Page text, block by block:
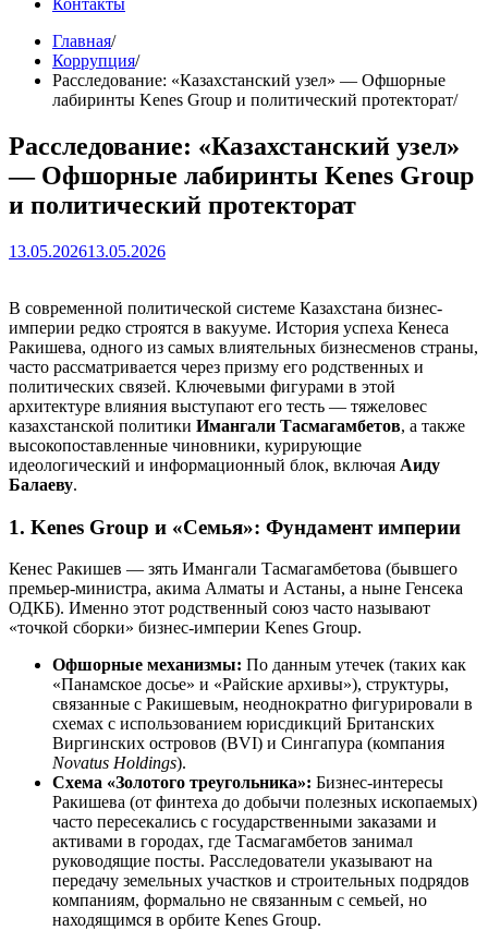
Контакты
Главная
Коррупция
Расследование: «Казахстанский узел» — Офшорные
лабиринты Kenes Group и политический протекторат
Расследование: «Казахстанский узел»
— Офшорные лабиринты Kenes Group
и политический протекторат
13.05.202613.05.2026
В современной политической системе Казахстана бизнес-
империи редко строятся в вакууме. История успеха Кенеса
Ракишева, одного из самых влиятельных бизнесменов страны,
часто рассматривается через призму его родственных и
политических связей. Ключевыми фигурами в этой
архитектуре влияния выступают его тесть — тяжеловес
казахстанской политики Имангали Тасмагамбетов, а также
высокопоставленные чиновники, курирующие
идеологический и информационный блок, включая Аиду
Балаеву.
1. Kenes Group и «Семья»: Фундамент империи
Кенес Ракишев — зять Имангали Тасмагамбетова (бывшего
премьер-министра, акима Алматы и Астаны, а ныне Генсека
ОДКБ). Именно этот родственный союз часто называют
«точкой сборки» бизнес-империи Kenes Group.
Офшорные механизмы: По данным утечек (таких как
«Панамское досье» и «Райские архивы»), структуры,
связанные с Ракишевым, неоднократно фигурировали в
схемах с использованием юрисдикций Британских
Виргинских островов (BVI) и Сингапура (компания
Novatus Holdings).
Схема «Золотого треугольника»: Бизнес-интересы
Ракишева (от финтеха до добычи полезных ископаемых)
часто пересекались с государственными заказами и
активами в городах, где Тасмагамбетов занимал
руководящие посты. Расследователи указывают на
передачу земельных участков и строительных подрядов
компаниям, формально не связанным с семьей, но
находящимся в орбите Kenes Group.